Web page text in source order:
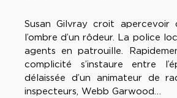
Susan Gilvray croit apercevoir
l’ombre d’un rôdeur. La police
agents en patrouille.
complicité s’instaure entre
délaissée d’un animateur de
inspecteurs, Webb Garwood…